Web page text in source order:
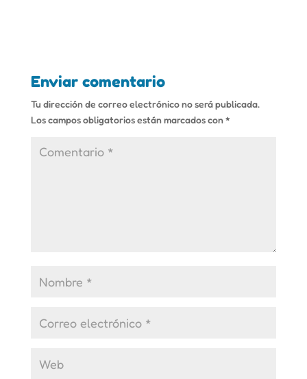
Enviar comentario
Tu dirección de correo electrónico no será publicada.
Los campos obligatorios están marcados con*